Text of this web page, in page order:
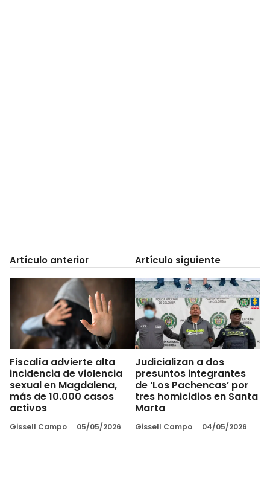
Artículo anterior
Fiscalía advierte alta
incidencia de violencia
sexual en Magdalena,
más de 10.000 casos
activos
Gissell Campo 05/05/2026
Artículo siguiente
Judicializan a dos
presuntos integrantes
de ‘Los Pachencas’ por
tres homicidios en Santa
Marta
Gissell Campo 04/05/2026